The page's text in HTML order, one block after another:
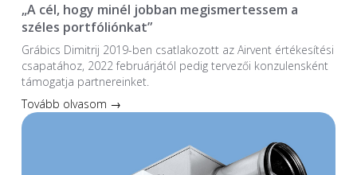
„A cél, hogy minél jobban megismertessem a
széles portfóliónkat”
Grábics Dimitrij 2019-ben csatlakozott az Airvent értékesítési
csapatához, 2022 februárjától pedig tervezői konzulensként
támogatja partnereinket.
Tovább olvasom →